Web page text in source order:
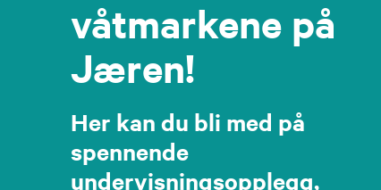
våtmarkene på
Jæren!
Her kan du bli med på
spennende
undervisningsopplegg,